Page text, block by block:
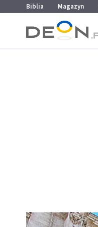
Przejdź do menu głównego
Przejdź do treści
Biblia Magazyn